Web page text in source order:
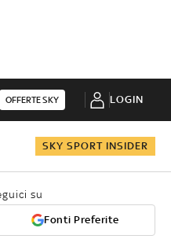
OFFERTE SKY LOGIN
SKY SPORT INSIDER
su
Fonti Preferite